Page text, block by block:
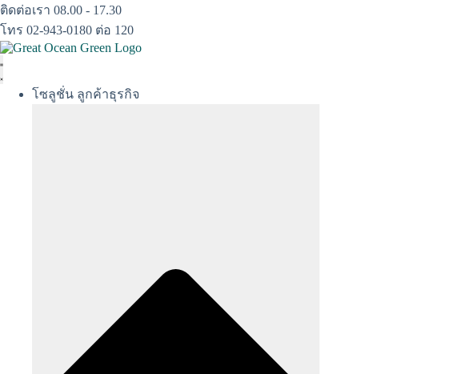
Skip
to
content
ติดต่อเรา 08.00 - 17.30
โทร 02-943-0180 ต่อ 120
โซลูชั่น ลูกค้าธุรกิจ